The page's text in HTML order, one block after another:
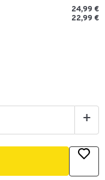
24,99 €
22,99 €
+